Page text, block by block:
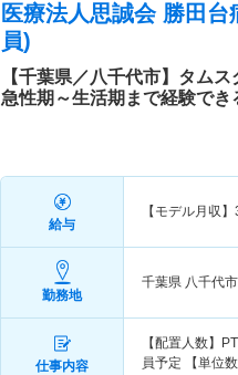
医療法人思誠会 勝田台
員)
【千葉県／八千代市】タム
急性期～生活期まで経験でき
給与
【モデル月収】
勤務地
千葉県 八千代市
仕事内容
【配置人数】
員予定 【単位